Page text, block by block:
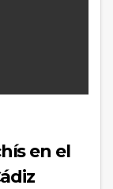
en el